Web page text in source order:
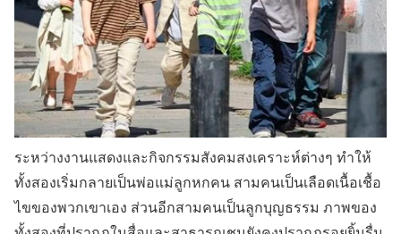
ระหว่างงานแสดงและกิจกรรมสังคมสงเคราะห์ต่างๆ ทำให้
ทั้งสองเริ่มกลายเป็นพ่อแม่ลูกหกคน สามคนเป็นเลือดเนื้อเชื้อ
ไขของพวกเขาเอง ส่วนอีกสามคนเป็นลูกบุญธรรม ภาพของ